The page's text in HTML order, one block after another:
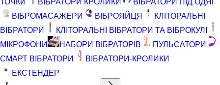
ВІБРОМАСАЖЕРИ
ВІБРОЯЙЦЯ
КЛІТОРАЛЬНІ
ВІБРАТОРИ
КЛІТОРАЛЬНІ ВІБРАТОРИ ТА ВІБРОКУЛІ
МІКРОФОНИ
НАБОРИ ВІБРАТОРІВ
ПУЛЬСАТОРИ
СМАРТ ВІБРАТОРИ
ВІБРАТОРИ-КРОЛИКИ
ЕКСТЕНДЕР